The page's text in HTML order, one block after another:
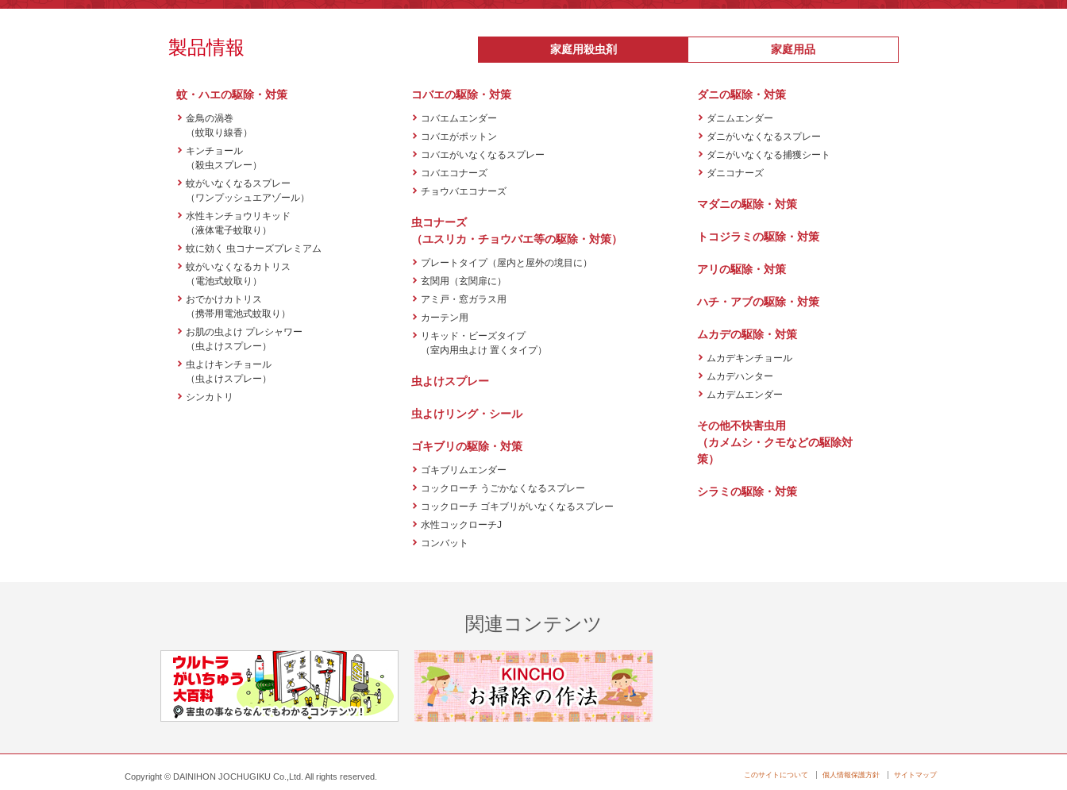
製品情報 家庭用殺虫剤 家庭用品
蚊・ハエの駆除・対策
金鳥の渦巻
（蚊取り線香）
キンチョール
（殺虫スプレー）
蚊がいなくなるスプレー
（ワンプッシュエアゾール）
水性キンチョウリキッド
（液体電子蚊取り）
蚊に効く 虫コナーズプレミアム
蚊がいなくなるカトリス
（電池式蚊取り）
おでかけカトリス
（携帯用電池式蚊取り）
お肌の虫よけ プレシャワー
（虫よけスプレー）
虫よけキンチョール
（虫よけスプレー）
シンカトリ
コバエの駆除・対策
コバエムエンダー
コバエがポットン
コバエがいなくなるスプレー
コバエコナーズ
チョウバエコナーズ
虫コナーズ
（ユスリカ・チョウバエ等の駆除・対策）
プレートタイプ（屋内と屋外の境目に）
玄関用（玄関扉に）
アミ戸・窓ガラス用
カーテン用
リキッド・ビーズタイプ
（室内用虫よけ 置くタイプ）
虫よけスプレー
虫よけリング・シール
ゴキブリの駆除・対策
ゴキブリムエンダー
コックローチ うごかなくなるスプレー
コックローチ ゴキブリがいなくなるスプレー
水性コックローチJ
コンバット
ダニの駆除・対策
ダニムエンダー
ダニがいなくなるスプレー
ダニがいなくなる捕獲シート
ダニコナーズ
マダニの駆除・対策
トコジラミの駆除・対策
アリの駆除・対策
ハチ・アブの駆除・対策
ムカデの駆除・対策
ムカデキンチョール
ムカデハンター
ムカデムエンダー
その他不快害虫用
（カメムシ・クモなどの駆除対
策）
シラミの駆除・対策
関連コンテンツ
Copyright © DAINIHON JOCHUGIKU Co.,Ltd. All rights reserved. このサイトについて 個人情報保護方針 サイトマップ